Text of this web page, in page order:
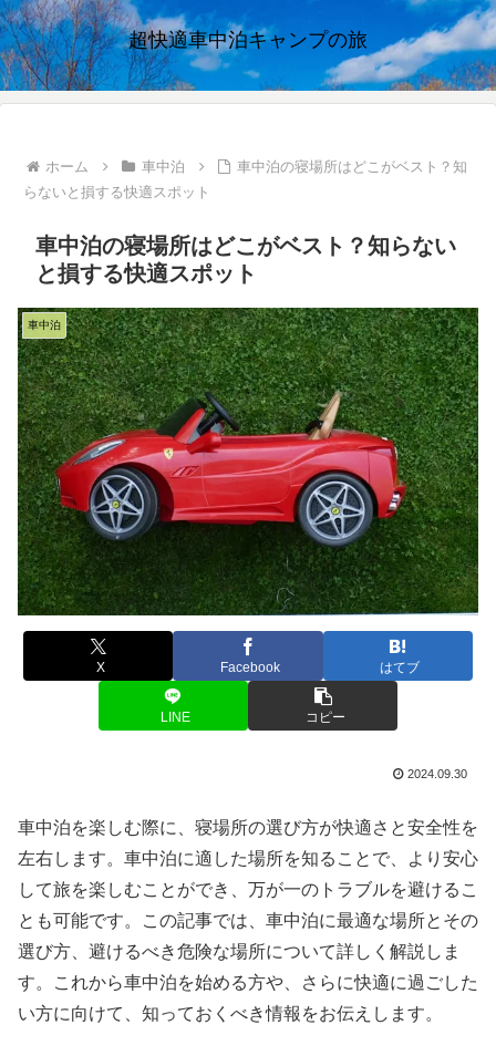
超快適車中泊キャンプの旅
ホーム 車中泊
車中泊の寝場所はどこがベスト？知
らないと損する快適スポット
車中泊の寝場所はどこがベスト？知らない
と損する快適スポット
車中泊
X Facebook はてブ
LINE コピー
2024.09.30
車中泊を楽しむ際に、寝場所の選び方が快適さと安全性を
左右します。車中泊に適した場所を知ることで、より安心
して旅を楽しむことができ、万が一のトラブルを避けるこ
とも可能です。この記事では、車中泊に最適な場所とその
選び方、避けるべき危険な場所について詳しく解説しま
す。これから車中泊を始める方や、さらに快適に過ごした
い方に向けて、知っておくべき情報をお伝えします。